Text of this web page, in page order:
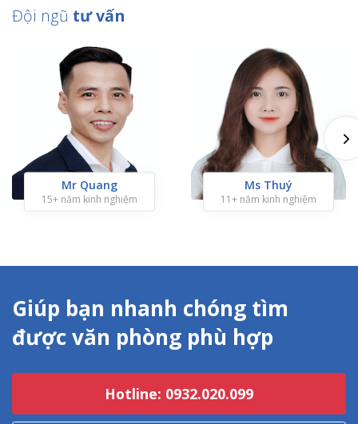
Đội ngũ tư vấn
Mr Quang
15+ năm kinh nghiệm
Ms Thuý
11+ năm kinh nghiệm
Giúp bạn nhanh chóng tìm
được văn phòng phù hợp
Hotline: 0932.020.099